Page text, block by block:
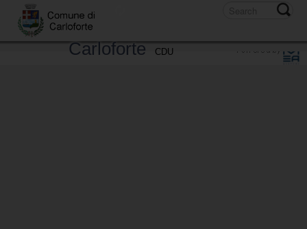
Carloforte CDU
SERVICE NON DISPONIBLE!